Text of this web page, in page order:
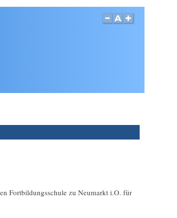
Fortbildungsschule zu Neumarkt i.O. für